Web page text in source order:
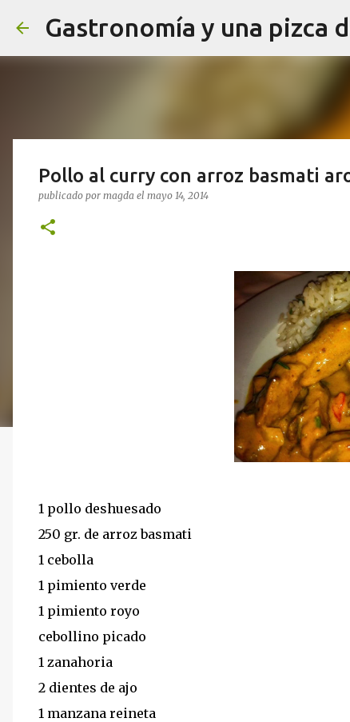
Gastronomía y una pizca
Pollo al curry con arroz basmati
publicado por magda el mayo 14, 2014
1 pollo deshuesado
250 gr. de arroz basmati
1 cebolla
1 pimiento verde
1 pimiento royo
cebollino picado
1 zanahoria
2 dientes de ajo
1 manzana reineta